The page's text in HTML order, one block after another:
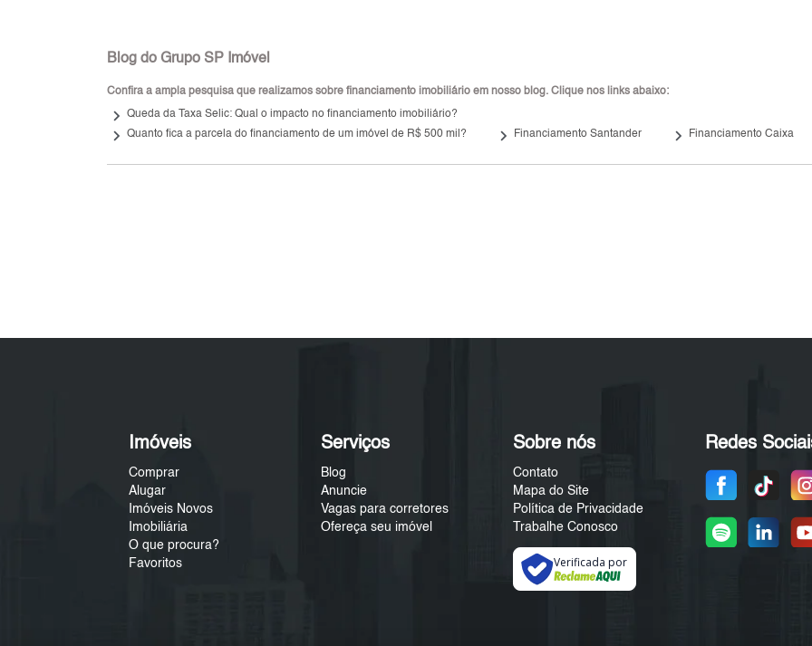
Blog do Grupo SP Imóvel
Confira a ampla pesquisa que realizamos sobre financiamento imobiliário em nosso blog. Clique nos links abaixo:
keyboard_arrow_right Queda da Taxa Selic: Qual o impacto no financiamento imobiliário?
keyboard_arrow_right Quanto fica a parcela do financiamento de um imóvel de R$ 500 mil? keyboard_arrow_right Financiamento Santander keyboard_arrow_right Financiamento Caixa
Imóveis
Comprar
Alugar
Imóveis Novos
Imobiliária
O que procura?
Favoritos
Serviços
Blog
Anuncie
Vagas para corretores
Ofereça seu imóvel
Sobre nós
Contato
Mapa do Site
Política de Privacidade
Trabalhe Conosco
Verificada por
Redes